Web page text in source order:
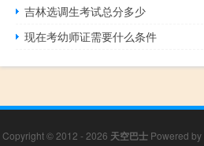
吉林选调生考试总分多少
现在考幼师证需要什么条件
Copyright © 2012 - 2026 天空巴士 Powered by